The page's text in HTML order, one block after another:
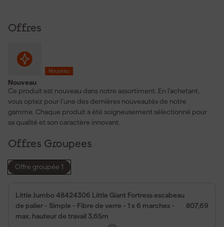
Offres
Nouveau
Nouveau
Ce produit est nouveau dans notre assortiment. En l’achetant,
vous optez pour l’une des dernières nouveautés de notre
gamme. Chaque produit a été soigneusement sélectionné pour
sa qualité et son caractère innovant.
Offres Groupees
Offre groupée 1
Little Jumbo 48424306 Little Giant Fortress escabeau
de palier - Simple - Fibre de verre - 1 x 6 marches -
max. hauteur de travail 3,65m
807,69